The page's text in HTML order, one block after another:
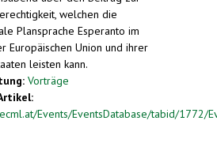
welchen die
Plansprache Esperanto im
Europäischen Union und ihrer
leisten kann.
Vorträge
Events/EventsDatabase/tabid/1772/